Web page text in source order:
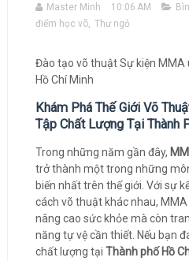
Master Minh 10:06 AM
điểm học võ, Thư ngỏ
Đào tạo võ thuật Sự kiện MMA
Hồ Chí Minh
Khám Phá Thế Giới Võ
Tập Chất Lượng Tại Thành
Trong những năm gần đây,
trở thành một trong những
biến nhất trên thế giới. Với sự
cách võ thuật khác nhau,
nâng cao sức khỏe mà còn
năng tự vệ cần thiết. Nếu bạn
chất lượng tại Thành phố Hồ